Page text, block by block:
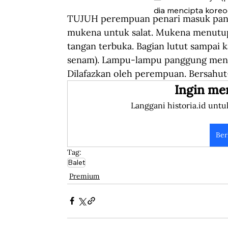
dia mencipta
TUJUH perempuan penari masuk
mukena untuk salat. Mukena
tangan terbuka. Bagian lutut sampai
senam). Lampu-lampu panggung
Dilafazkan oleh perempuan.
Ingin
Langgani historia.id
Tag:
Balet
Premium